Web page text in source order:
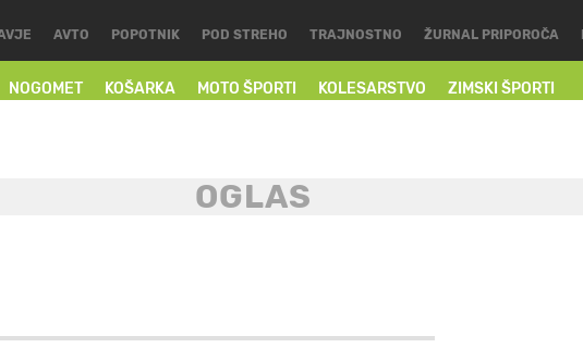
NOGOMET KOŠARKA MOTO ŠPORTI KOLESARSTVO ZIMSKI ŠPORTI
AVTO POPOTNIK POD STREHO TRAJNOSTNO ŽURNAL PRIPOROČA